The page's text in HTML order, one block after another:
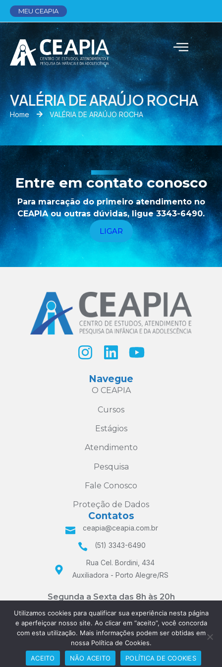
MEU CEAPIA
VALÉRIA DE ARAÚJO ROCHA
Home VALÉRIA DE ARAÚJO ROCHA
Entre em contato conosco
Para marcação do primeiro atendimento no
CEAPIA ou outras dúvidas, ligue 3343-6490.
LIGAR
Navegue
O CEAPIA
Cursos
Estágios
Atendimento
Pesquisa
Fale Conosco
Proteção de Dados
Contatos
ceapia@ceapia.com.br
(51) 3343-6490
Rua Cel. Bordini, 434
Auxiliadora - Porto Alegre/RS
Segunda a Sexta das 8h às 20h
e Sábados das 8h às 12h
Utilizamos cookies para qualificar sua experiência nesta página
e aperfeiçoar nosso site. Ao clicar em “aceito”, você concorda
com esta utilização. Mais informações podem ser obtidas em
nossa Política de Cookies.
ACEITO
NÃO ACEITO POLÍTICA DE COOKIES